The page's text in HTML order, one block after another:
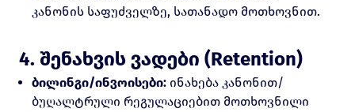
კანონის საფუძველზე, სათანადო მოთხოვნით.
4. შენახვის ვადები (Retention)
ბილინგი/ინვოისები: ინახება კანონით/
ბუღალტრული რეგულაციებით მოთხოვნილი